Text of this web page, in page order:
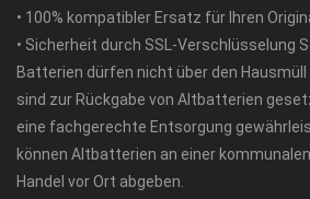
• 100% kompatibler Ersatz für Ihren
• Sicherheit durch SSL-Verschlüsselung
Batterien dürfen nicht über den
sind zur Rückgabe von Altbatterien
eine fachgerechte Entsorgung
können Altbatterien an einer
Handel vor Ort abgeben.